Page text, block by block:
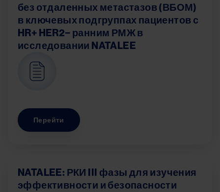
без отдаленных метастазов (ВБОМ)
в ключевых подгруппах пациентов с
HR+ HER2− ранним РМЖ в
исследовании NATALEE
Перейти
NATALEE: РКИ III фазы для изучения
эффективности и безопасности